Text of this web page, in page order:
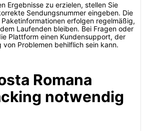
Ergebnisse zu erzielen, stellen Sie
Sendungsnummer eingeben. Die
erfolgen regelmäßig,
Laufenden bleiben. Bei Fragen oder
Plattform einen Kundensupport, der
von Problemen behilflich sein kann.
Romana
notwendig